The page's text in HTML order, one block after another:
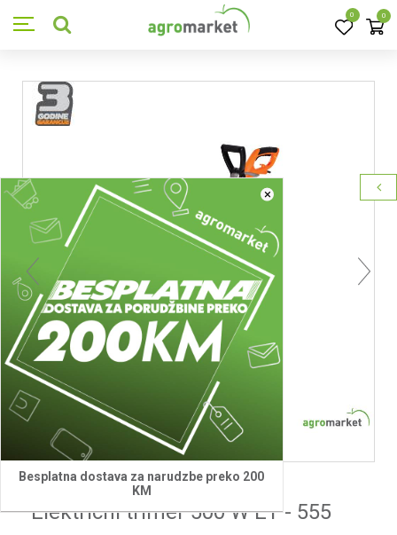
0 0
×
Besplatna dostava za narudzbe preko 200
KM
1 2 5 6
Villager
Elektricni trimer 500 W ET - 555